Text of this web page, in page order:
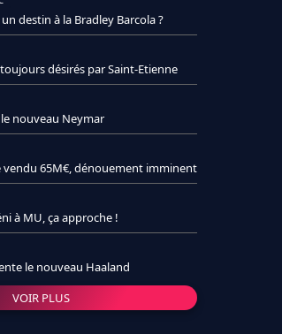
destin à la Bradley Barcola ?
toujours désirés par Saint-Etienne
le nouveau Neymar
vendu 65M€, dénouement imminent
à MU, ça approche !
le nouveau Haaland
VOIR PLUS